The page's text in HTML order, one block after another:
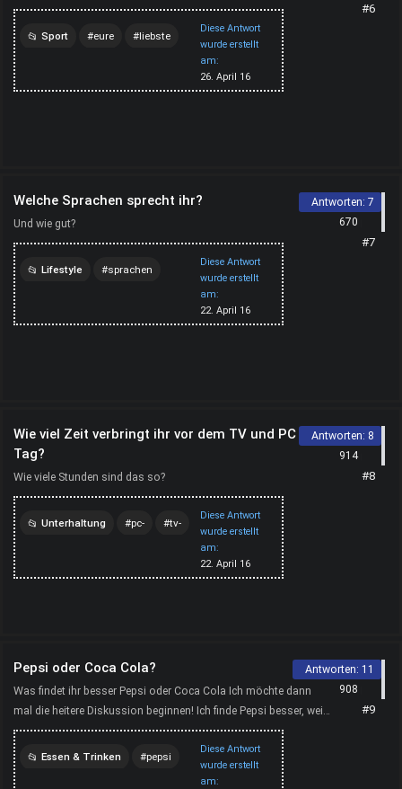
Diese Antwort
wurde erstellt
am:
26. April 16
Sport eure liebste
#6
Welche Sprachen sprecht ihr?
Und wie gut?
Diese Antwort
wurde erstellt
am:
22. April 16
Lifestyle sprachen
Antworten: 7
670
#7
Wie viel Zeit verbringt ihr vor dem TV und PC am
Tag?
Wie viele Stunden sind das so?
Diese Antwort
wurde erstellt
am:
22. April 16
Unterhaltung pc- tv-
Antworten: 8
914
#8
Pepsi oder Coca Cola?
Was findet ihr besser Pepsi oder Coca Cola Ich möchte dann
mal die heitere Diskussion beginnen! Ich finde Pepsi besser, weil
sie nicht so süß schmeckt wie Coke.
Diese Antwort
wurde erstellt
am:
Essen & Trinken pepsi
Antworten: 11
908
#9